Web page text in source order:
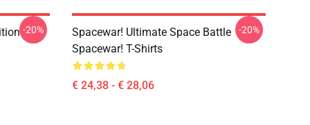
-20%
Spacewar! Ultimate Space Battle
Spacewar! T-Shirts
€ 24,38 - € 28,06
-20%